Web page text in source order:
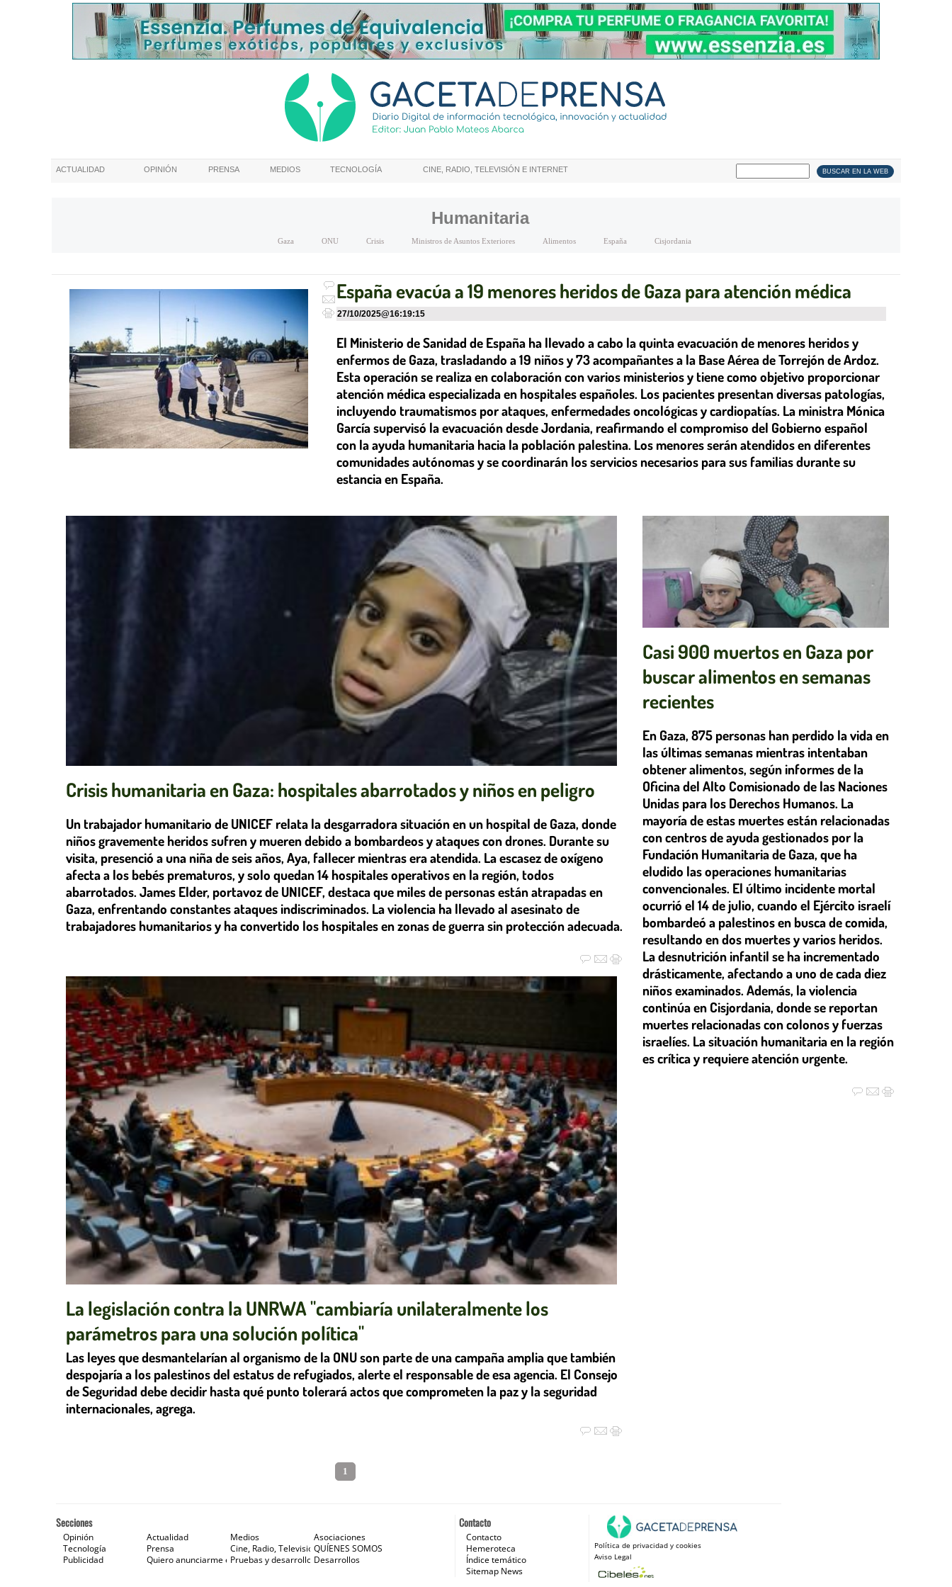
ACTUALIDAD OPINIÓN PRENSA MEDIOS TECNOLOGÍA CINE, RADIO, TELEVISIÓN E INTERNET
Humanitaria
Gaza ONU Crisis Ministros de Asuntos Exteriores Alimentos España Cisjordania
España evacúa a 19 menores heridos de Gaza para atención médica
27/10/2025@16:19:15
El Ministerio de Sanidad de España ha llevado a cabo la quinta evacuación de menores heridos y
enfermos de Gaza, trasladando a 19 niños y 73 acompañantes a la Base Aérea de Torrejón de Ardoz.
Esta operación se realiza en colaboración con varios ministerios y tiene como objetivo proporcionar
atención médica especializada en hospitales españoles. Los pacientes presentan diversas patologías,
incluyendo traumatismos por ataques, enfermedades oncológicas y cardiopatías. La ministra Mónica
García supervisó la evacuación desde Jordania, reafirmando el compromiso del Gobierno español
con la ayuda humanitaria hacia la población palestina. Los menores serán atendidos en diferentes
comunidades autónomas y se coordinarán los servicios necesarios para sus familias durante su
estancia en España.
Crisis humanitaria en Gaza: hospitales abarrotados y niños en peligro
Un trabajador humanitario de UNICEF relata la desgarradora situación en un hospital de Gaza, donde
niños gravemente heridos sufren y mueren debido a bombardeos y ataques con drones. Durante su
visita, presenció a una niña de seis años, Aya, fallecer mientras era atendida. La escasez de oxígeno
afecta a los bebés prematuros, y solo quedan 14 hospitales operativos en la región, todos
abarrotados. James Elder, portavoz de UNICEF, destaca que miles de personas están atrapadas en
Gaza, enfrentando constantes ataques indiscriminados. La violencia ha llevado al asesinato de
trabajadores humanitarios y ha convertido los hospitales en zonas de guerra sin protección adecuada.
La legislación contra la UNRWA "cambiaría unilateralmente los
parámetros para una solución política"
Las leyes que desmantelarían al organismo de la ONU son parte de una campaña amplia que también
despojaría a los palestinos del estatus de refugiados, alerte el responsable de esa agencia. El Consejo
de Seguridad debe decidir hasta qué punto tolerará actos que comprometen la paz y la seguridad
internacionales, agrega.
1
Casi 900 muertos en Gaza por
buscar alimentos en semanas
recientes
En Gaza, 875 personas han perdido la vida en
las últimas semanas mientras intentaban
obtener alimentos, según informes de la
Oficina del Alto Comisionado de las Naciones
Unidas para los Derechos Humanos. La
mayoría de estas muertes están relacionadas
con centros de ayuda gestionados por la
Fundación Humanitaria de Gaza, que ha
eludido las operaciones humanitarias
convencionales. El último incidente mortal
ocurrió el 14 de julio, cuando el Ejército israelí
bombardeó a palestinos en busca de comida,
resultando en dos muertes y varios heridos.
La desnutrición infantil se ha incrementado
drásticamente, afectando a uno de cada diez
niños examinados. Además, la violencia
continúa en Cisjordania, donde se reportan
muertes relacionadas con colonos y fuerzas
israelíes. La situación humanitaria en la región
es crítica y requiere atención urgente.
Contacto
Contacto
Hemeroteca
Índice temático
Sitemap News
Política de privacidad y cookies
Aviso Legal
Secciones
Opinión Actualidad Medios
Asociaciones
Tecnología
Prensa Cine, Radio, Televisión e Internet
QUÍENES SOMOS
Publicidad
Quiero anunciarme en Gaceta de Prensa
Pruebas y desarrollosDesarrollos